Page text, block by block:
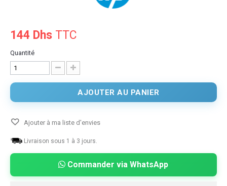
144 Dhs TTC
Quantité
AJOUTER AU PANIER
Ajouter à ma liste d'envies
Livraison sous 1 à 3 jours.
Commander via WhatsApp